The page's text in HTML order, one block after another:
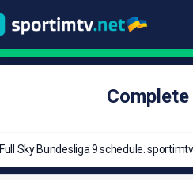
Full Sky Bundesliga 9 schedule.